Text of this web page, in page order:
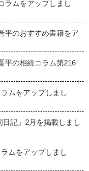
ラムをアップしまし
平のおすすめ書籍をア
平の相続コラム第216
ムをアップしまし
記」2月を掲載しまし
ムをアップしまし